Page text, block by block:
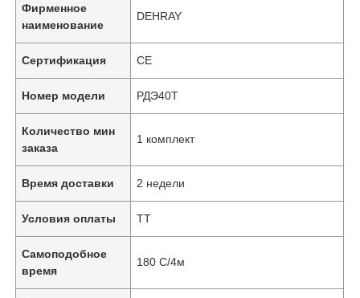
Фирменное
наименование
DEHRAY
Сертификация CE
Номер модели РДЭ40Т
Количество мин
заказа
1 комплект
Время доставки 2 недели
Условия оплаты ТТ
Самоподобное
время
180 С/4м